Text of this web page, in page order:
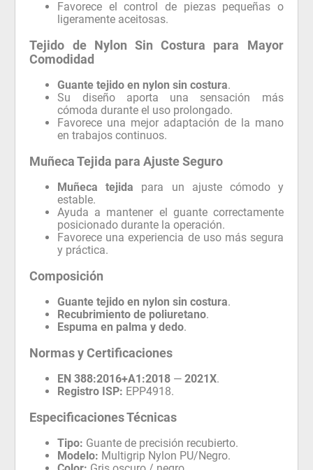
Favorece el control de piezas pequeñas o
ligeramente aceitosas.
Tejido de Nylon Sin Costura para Mayor
Comodidad
Guante tejido en nylon sin costura.
Su diseño aporta una sensación más
cómoda durante el uso prolongado.
Favorece una mejor adaptación de la mano
en trabajos continuos.
Muñeca Tejida para Ajuste Seguro
Muñeca tejida para un ajuste cómodo y
estable.
Ayuda a mantener el guante correctamente
posicionado durante la operación.
Favorece una experiencia de uso más segura
y práctica.
Composición
Guante tejido en nylon sin costura.
Recubrimiento de poliuretano.
Espuma en palma y dedo.
Normas y Certificaciones
EN 388:2016+A1:2018 —2021X.
Registro ISP: EPP4918.
Especificaciones Técnicas
Tipo: Guante de precisión recubierto.
Modelo: Multigrip Nylon PU/Negro.